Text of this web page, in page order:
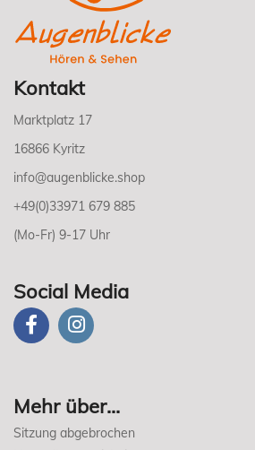
Kontakt
Marktplatz 17
16866 Kyritz
info@augenblicke.shop
+49(0)33971 679 885
(Mo-Fr) 9-17 Uhr
Social Media
Mehr über...
Sitzung abgebrochen